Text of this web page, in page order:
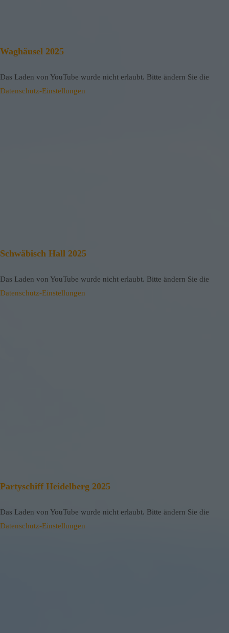
Waghäusel 2025
Das Laden von YouTube wurde nicht erlaubt. Bitte ändern Sie die
Datenschutz-Einstellungen
Schwäbisch Hall 2025
Das Laden von YouTube wurde nicht erlaubt. Bitte ändern Sie die
Datenschutz-Einstellungen
Partyschiff Heidelberg 2025
Das Laden von YouTube wurde nicht erlaubt. Bitte ändern Sie die
Datenschutz-Einstellungen